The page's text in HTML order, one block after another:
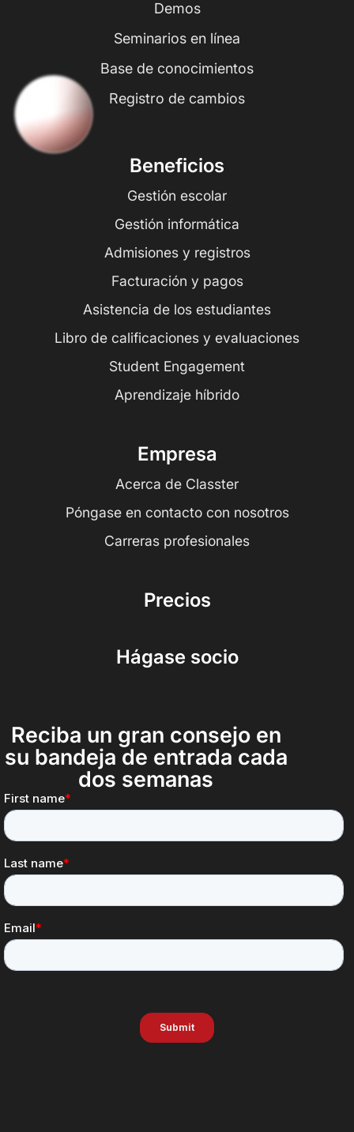
Demos
Seminarios en línea
Base de conocimientos
Registro de cambios
Beneficios
Gestión escolar
Gestión informática
Admisiones y registros
Facturación y pagos
Asistencia de los estudiantes
Libro de calificaciones y evaluaciones
Student Engagement
Aprendizaje híbrido
Empresa
Acerca de Classter
Póngase en contacto con nosotros
Carreras profesionales
Precios
Hágase socio
Reciba un gran consejo en
su bandeja de entrada cada
dos semanas